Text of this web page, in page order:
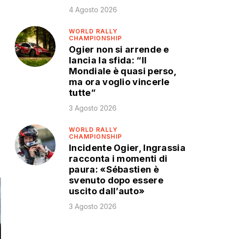
4 Agosto 2026
WORLD RALLY
CHAMPIONSHIP
Ogier non si arrende e
lancia la sfida: “Il
Mondiale è quasi perso,
ma ora voglio vincerle
tutte”
3 Agosto 2026
WORLD RALLY
CHAMPIONSHIP
Incidente Ogier, Ingrassia
racconta i momenti di
paura: «Sébastien è
svenuto dopo essere
uscito dall’auto»
3 Agosto 2026